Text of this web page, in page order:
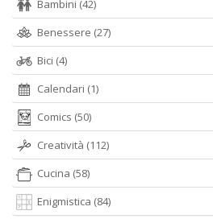
Bambini (42)
Benessere (27)
Bici (4)
Calendari (1)
Comics (50)
Creatività (112)
Cucina (58)
Enigmistica (84)